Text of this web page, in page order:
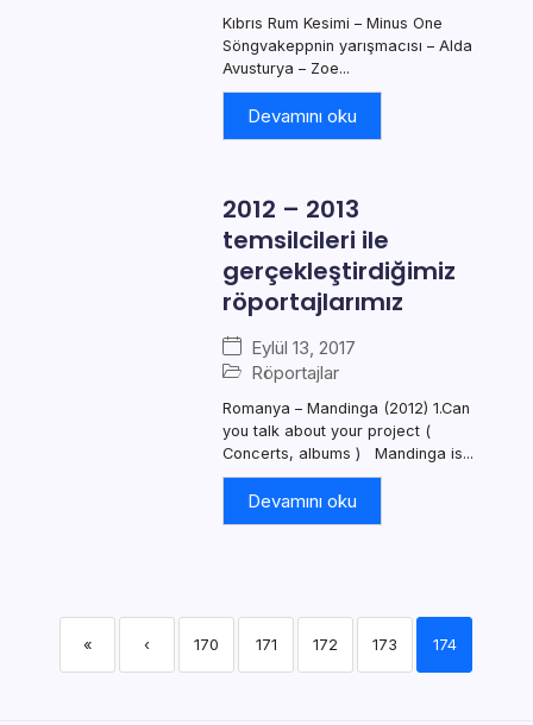
Kıbrıs Rum Kesimi – Minus One
Söngvakeppnin yarışmacısı – Alda
Avusturya – Zoe...
Devamını oku
2012 – 2013
temsilcileri ile
gerçekleştirdiğimiz
röportajlarımız
Eylül 13, 2017
Röportajlar
Romanya – Mandinga (2012) 1.Can
you talk about your project (
Concerts, albums ) Mandinga is...
Devamını oku
« ‹ 170 171 172 173 174